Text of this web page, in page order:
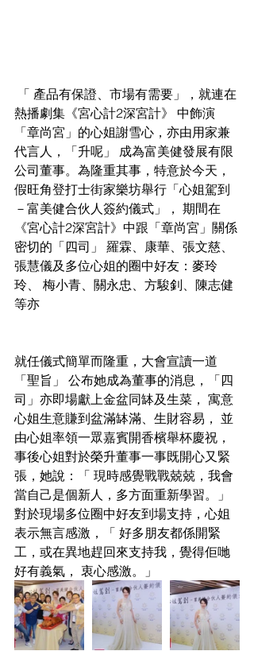
熱播劇集《宮心計2深宮計》 中飾演
「章尚宮」的心姐謝雪心，亦由用家兼
代言人，「升呢」 成為富美健發展有限
公司董事。為隆重其事，特意於今天，
假旺角登打士街家樂坊舉行「心姐駕到
－富美健合伙人簽約儀式」， 期間在
《宮心計2深宮計》中跟「章尚宮」關係
密切的「四司」 羅霖、康華、張文慈、
張慧儀及多位心姐的圈中好友：麥玲
玲、 梅小青、關永忠、方駿釗、陳志健
等亦
就任儀式簡單而隆重，大會宣讀一道
「聖旨」 公布她成為董事的消息，「四
司」亦即場獻上金盆同缽及生菜， 寓意
心姐生意賺到盆滿缽滿、生財容易， 並
由心姐率領一眾嘉賓開香檳舉杯慶祝，
事後心姐對於榮升董事一事既開心又緊
張，她說：「 現時感覺戰戰兢兢，我會
當自己是個新人，多方面重新學習。」
對於現場多位圈中好友到場支持，心姐
表示無言感激，「 好多朋友都係開緊
工，或在異地趕回來支持我，覺得佢哋
好有義氣， 衷心感激。」